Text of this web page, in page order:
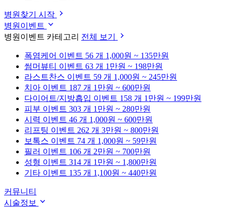
병원찾기 시작
병원이벤트
병원이벤트 카테고리 전체 보기
폭염케어 이벤트 56 개 1,000원 ~ 135만원
썸머뷰티 이벤트 63 개 1만원 ~ 198만원
라스트찬스 이벤트 59 개 1,000원 ~ 245만원
치아 이벤트 187 개 1만원 ~ 600만원
다이어트/지방흡입 이벤트 158 개 1만원 ~ 199만원
피부 이벤트 303 개 1만원 ~ 280만원
시력 이벤트 46 개 1,000원 ~ 600만원
리프팅 이벤트 262 개 3만원 ~ 800만원
보톡스 이벤트 74 개 1,000원 ~ 59만원
필러 이벤트 106 개 2만원 ~ 700만원
성형 이벤트 314 개 1만원 ~ 1,800만원
기타 이벤트 135 개 1,100원 ~ 440만원
커뮤니티
시술정보